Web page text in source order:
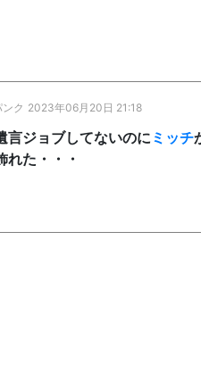
ク 2023年06月20日 21:18
言ジョブしてないのに ミッチ
れた・・・